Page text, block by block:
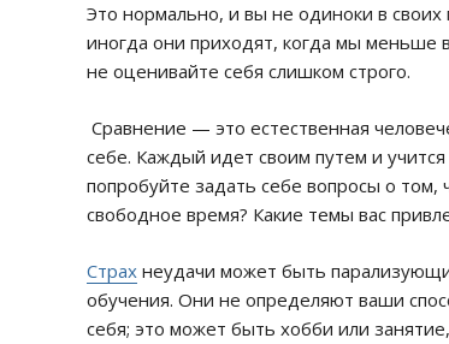
Это нормально, и вы не одиноки в
иногда они приходят, когда мы меньше
не оценивайте себя слишком строго.
Сравнение — это естественная
себе. Каждый идет своим путем и
попробуйте задать себе вопросы о том,
свободное время? Какие темы вас
Страх неудачи может быть
обучения. Они не определяют ваши
себя; это может быть хобби или